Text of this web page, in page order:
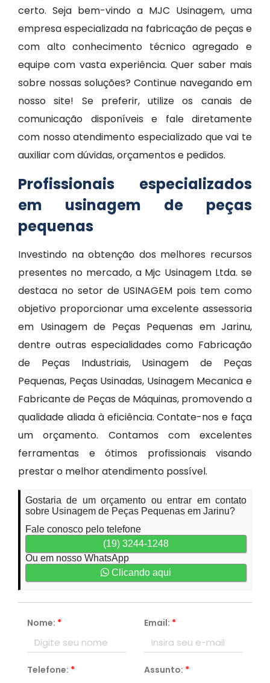
certo. Seja bem-vindo a MJC Usinagem, uma
empresa especializada na fabricação de peças e
com alto conhecimento técnico agregado e
equipe com vasta experiência. Quer saber mais
sobre nossas soluções? Continue navegando em
nosso site! Se preferir, utilize os canais de
comunicação disponíveis e fale diretamente
com nosso atendimento especializado que vai te
auxiliar com dúvidas, orçamentos e pedidos.
Profissionais especializados
em usinagem de peças
pequenas
Investindo na obtenção dos melhores recursos
presentes no mercado, a Mjc Usinagem Ltda. se
destaca no setor de USINAGEM pois tem como
objetivo proporcionar uma excelente assessoria
em Usinagem de Peças Pequenas em Jarinu,
dentre outras especialidades como Fabricação
de Peças Industriais, Usinagem de Peças
Pequenas, Peças Usinadas, Usinagem Mecanica e
Fabricante de Peças de Máquinas, promovendo a
qualidade aliada à eficiência. Contate-nos e faça
um orçamento. Contamos com excelentes
ferramentas e ótimos profissionais visando
prestar o melhor atendimento possível.
Gostaria de um orçamento ou entrar em contato
sobre Usinagem de Peças Pequenas em Jarinu?
Fale conosco pelo telefone
(19) 3244-1248
Ou em nosso WhatsApp
Clicando aqui
Nome: * Email: *
Telefone: * Assunto: *